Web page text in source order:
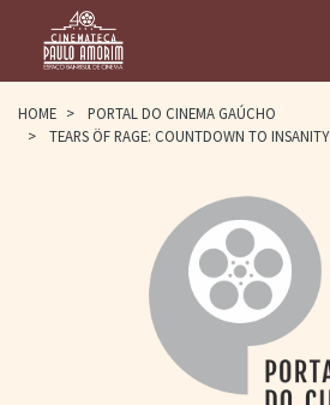
HOME
PAULO AMORIM
> HOMENAGEADOS
> EQUIPE
> ASSOCIAÇÃO DOS
> BIBLIOTECA
ROMEU GRIMALDI
HOME >
PORTAL DO CINEMA GAÚCHO
>
TEARS ÖF RAGE: COUNTDOWN TO INSANITY